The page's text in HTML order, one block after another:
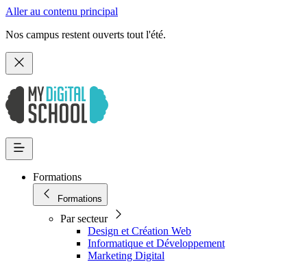
Aller au contenu principal
Nos campus restent ouverts tout l'été.
Formations
Formations
Par secteur
Design et Création Web
Informatique et Développement
Marketing Digital